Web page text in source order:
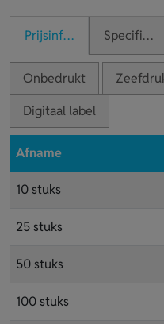
Prijsinformatie
Onbedrukt
Digitaal label
Afname
10 stuks
25 stuks
50 stuks
100 stuks